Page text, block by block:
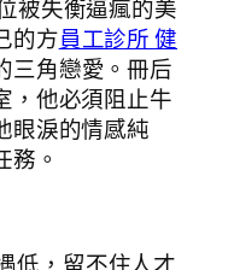
被失衡逼瘋的美
的方員工診所 健
三角戀愛。冊后
，他必須阻止牛
眼淚的情感純
務。